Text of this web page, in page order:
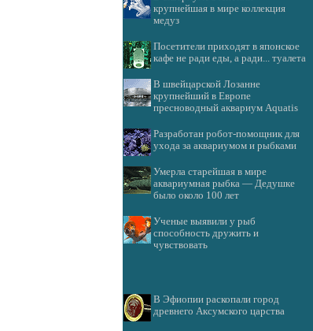
крупнейшая в мире коллекция
медуз
Посетители приходят в японское
кафе не ради еды, а ради... туалета
В швейцарской Лозанне
крупнейший в Европе
пресноводный аквариум Aquatis
Разработан робот-помощник для
ухода за аквариумом и рыбками
Умерла старейшая в мире
аквариумная рыбка — Дедушке
было около 100 лет
Ученые выявили у рыб
способность дружить и
чувствовать
В Эфиопии раскопали город
древнего Аксумского царства